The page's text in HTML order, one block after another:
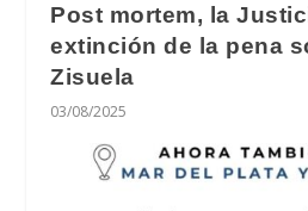
Post mortem, la
extinción de la pena
Zisuela
03/08/2025